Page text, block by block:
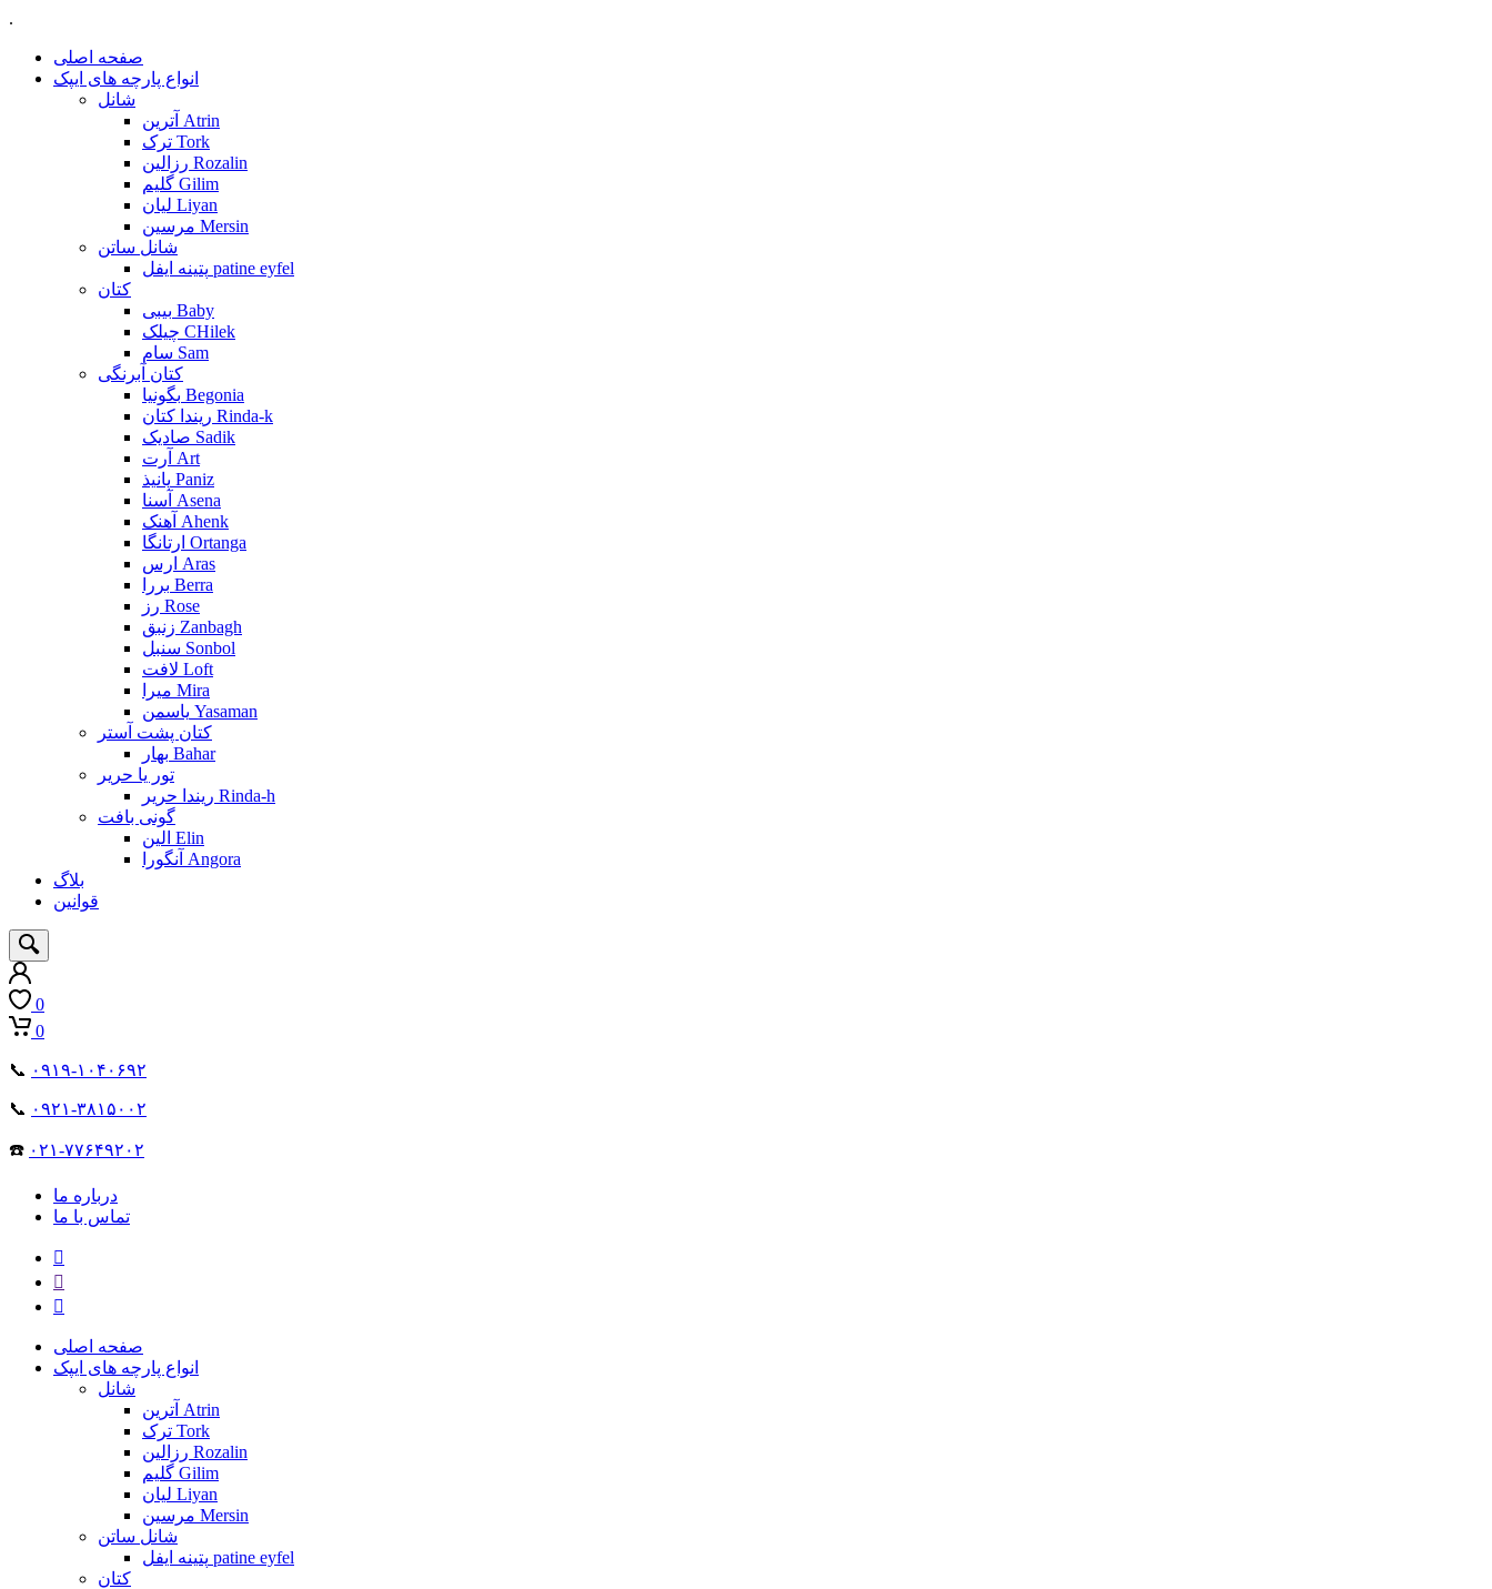
.
صفحه اصلی
انواع پارچه های ایپک
شانل
آترین Atrin
ترک Tork
رزالین Rozalin
گلیم Gilim
لیان Liyan
مرسین Mersin
شانل ساتن
پتینه ایفل patine eyfel
کتان
بیبی Baby
چیلک CHilek
سام Sam
کتان آبرنگی
بگونیا Begonia
ریندا کتان Rinda-k
صادیک Sadik
آرت Art
پانیذ Paniz
آسنا Asena
آهنک Ahenk
ارتانگا Ortanga
ارس Aras
بررا Berra
رز Rose
زنبق Zanbagh
سنبل Sonbol
لافت Loft
میرا Mira
یاسمن Yasaman
کتان پشت آستر
بهار Bahar
تور یا حریر
ریندا حریر Rinda-h
گونی بافت
الین Elin
آنگورا Angora
بلاگ
قوانین
0
0
📞 ۰۹۱۹-۱۰۴۰۶۹۲
📞 ۰۹۲۱-۳۸۱۵۰۰۲
☎️ ۰۲۱-۷۷۶۴۹۲۰۲
درباره ما
تماس با ما
صفحه اصلی
انواع پارچه های ایپک
شانل
آترین Atrin
ترک Tork
رزالین Rozalin
گلیم Gilim
لیان Liyan
مرسین Mersin
شانل ساتن
پتینه ایفل patine eyfel
کتان